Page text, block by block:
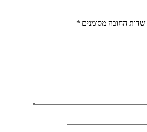
שדות החובה מסומנים *